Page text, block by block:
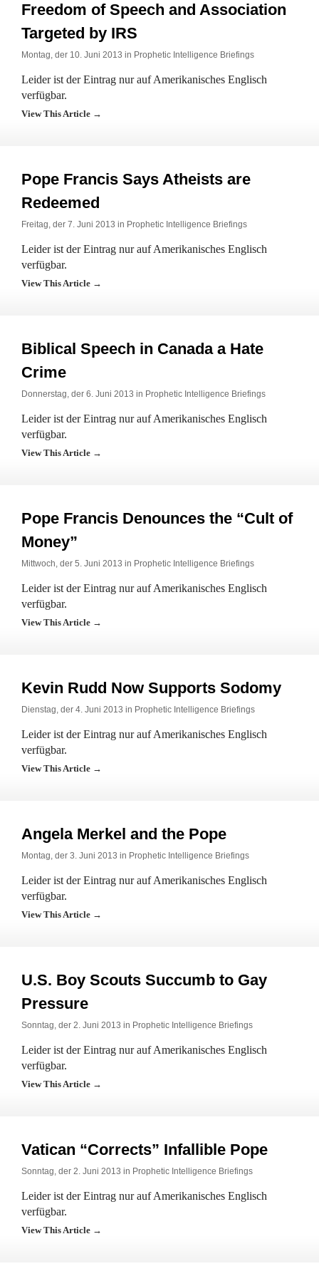
Freedom of Speech and Association
Targeted by IRS
Montag, der 10. Juni 2013 in Prophetic Intelligence Briefings
Leider ist der Eintrag nur auf Amerikanisches Englisch
verfügbar.
View This Article →
Pope Francis Says Atheists are
Redeemed
Freitag, der 7. Juni 2013 in Prophetic Intelligence Briefings
Leider ist der Eintrag nur auf Amerikanisches Englisch
verfügbar.
View This Article →
Biblical Speech in Canada a Hate
Crime
Donnerstag, der 6. Juni 2013 in Prophetic Intelligence Briefings
Leider ist der Eintrag nur auf Amerikanisches Englisch
verfügbar.
View This Article →
Pope Francis Denounces the “Cult of
Money”
Mittwoch, der 5. Juni 2013 in Prophetic Intelligence Briefings
Leider ist der Eintrag nur auf Amerikanisches Englisch
verfügbar.
View This Article →
Kevin Rudd Now Supports Sodomy
Dienstag, der 4. Juni 2013 in Prophetic Intelligence Briefings
Leider ist der Eintrag nur auf Amerikanisches Englisch
verfügbar.
View This Article →
Angela Merkel and the Pope
Montag, der 3. Juni 2013 in Prophetic Intelligence Briefings
Leider ist der Eintrag nur auf Amerikanisches Englisch
verfügbar.
View This Article →
U.S. Boy Scouts Succumb to Gay
Pressure
Sonntag, der 2. Juni 2013 in Prophetic Intelligence Briefings
Leider ist der Eintrag nur auf Amerikanisches Englisch
verfügbar.
View This Article →
Vatican “Corrects” Infallible Pope
Sonntag, der 2. Juni 2013 in Prophetic Intelligence Briefings
Leider ist der Eintrag nur auf Amerikanisches Englisch
verfügbar.
View This Article →